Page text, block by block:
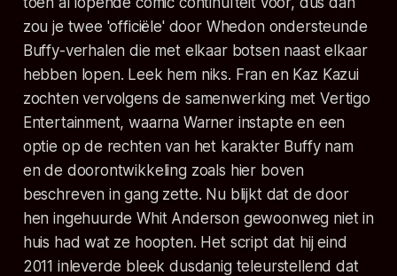
zou je twee 'officiële' door Whedon ondersteunde
Buffy-verhalen die met elkaar botsen naast elkaar
hebben lopen. Leek hem niks. Fran en Kaz Kazui
zochten vervolgens de samenwerking met Vertigo
Entertainment, waarna Warner instapte en een
optie op de rechten van het karakter Buffy nam
en de doorontwikkeling zoals hier boven
beschreven in gang zette. Nu blijkt dat de door
hen ingehuurde Whit Anderson gewoonweg niet in
huis had wat ze hoopten. Het script dat hij eind
2011 inleverde bleek dusdanig teleurstellend dat